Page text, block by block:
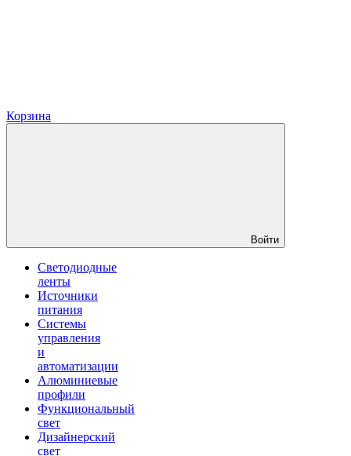
Корзина
Войти
Светодиодные
ленты
Источники
питания
Системы
управления
и
автоматизации
Алюминиевые
профили
Функциональный
свет
Дизайнерский
свет